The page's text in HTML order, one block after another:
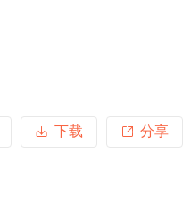
下载 分享